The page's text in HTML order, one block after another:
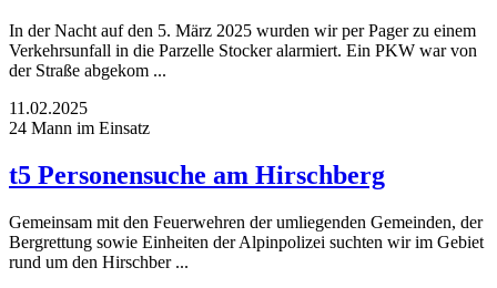
In der Nacht auf den 5. März 2025 wurden wir per Pager zu einem
Verkehrsunfall in die Parzelle Stocker alarmiert. Ein PKW war von
der Straße abgekom ...
11.02.2025
24 Mann im Einsatz
t5 Personensuche am Hirschberg
Gemeinsam mit den Feuerwehren der umliegenden Gemeinden, der
Bergrettung sowie Einheiten der Alpinpolizei suchten wir im Gebiet
rund um den Hirschber ...